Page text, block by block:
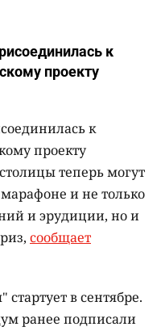
к
проекту
к
проекту
теперь могут
и не только
и эрудиции, но и
сообщает
в сентябре.
ранее подписали